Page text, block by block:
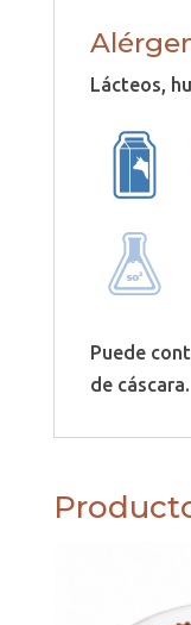
Lácteos,
Puede
de cáscara.